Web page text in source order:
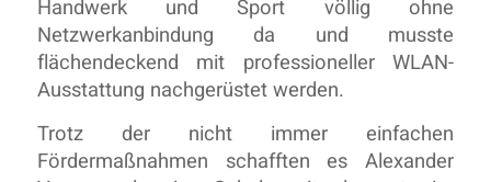
Handwerk und Sport völlig ohne
Netzwerkanbindung da und musste
flächendeckend mit professioneller WLAN-
Ausstattung nachgerüstet werden.
Trotz der nicht immer einfachen
Fördermaßnahmen schafften es Alexander